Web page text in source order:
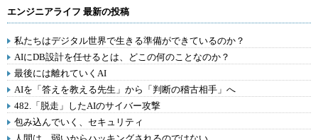
エンジニアライフ 最新の投稿
私たちはデジタル世界で生きる準備ができているのか？
AIにDB設計を任せるとは、どこの何のことなのか？
最後には離れていくAI
AIを「答えを教える先生」から「判断の稽古相手」へ
482.「脱走」したAIのサイバー攻撃
包み込んでいく、セキュリティ